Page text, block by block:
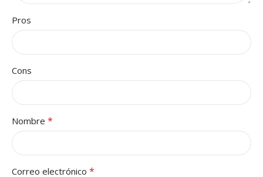
Pros
Cons
Nombre *
Correo electrónico *